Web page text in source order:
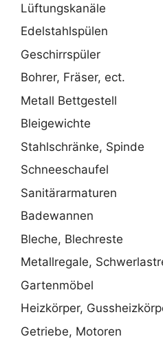
Lüftungskanäle
Edelstahlspülen
Geschirrspüler
Bohrer, Fräser, ect.
Metall Bettgestell
Bleigewichte
Stahlschränke, Spinde
Schneeschaufel
Sanitärarmaturen
Badewannen
Bleche, Blechreste
Metallregale,
Gartenmöbel
Heizkörper,
Getriebe, Motoren